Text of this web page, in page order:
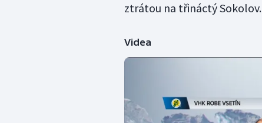
ztrátou na třináctý Sokolov.
Videa